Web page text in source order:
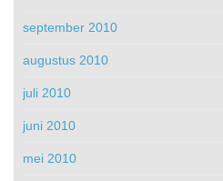
september 2010
augustus 2010
juli 2010
juni 2010
mei 2010